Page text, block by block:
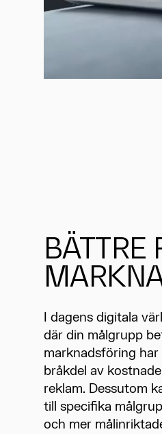
BÄTTRE
I dagens digitala
där din målgrupp
marknadsföring
bråkdel av
reklam. Dessutom
till specifika
och mer